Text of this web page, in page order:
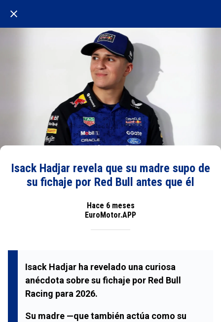
Isack Hadjar revela que su madre supo de
su fichaje por Red Bull antes que él
Hace 6 meses
EuroMotor.APP
Isack Hadjar ha revelado una curiosa
anécdota sobre su fichaje por Red Bull
Racing para 2026.
Su madre —que también actúa como su